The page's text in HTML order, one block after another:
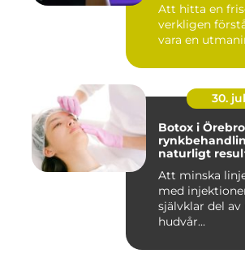
Att hitta en
verkligen
vara en
30. jul
Botox i
naturligt
Att minska
med
självklar del
hudvår...